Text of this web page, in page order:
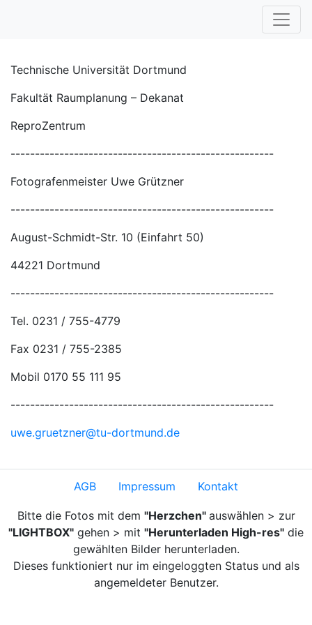
Technische Universität Dortmund
Fakultät Raumplanung – Dekanat
ReproZentrum
------------------------------------------------------
Fotografenmeister Uwe Grützner
------------------------------------------------------
August-Schmidt-Str. 10 (Einfahrt 50)
44221 Dortmund
------------------------------------------------------
Tel. 0231 / 755-4779
Fax 0231 / 755-2385
Mobil 0170 55 111 95
------------------------------------------------------
uwe.gruetzner@tu-dortmund.de
AGB Impressum Kontakt
Bitte die Fotos mit dem "Herzchen" auswählen > zur
"LIGHTBOX" gehen > mit "Herunterladen High-res" die
gewählten Bilder herunterladen.
Dieses funktioniert nur im eingeloggten Status und als
angemeldeter Benutzer.